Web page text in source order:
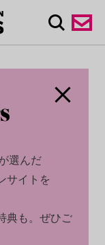
選んだ
サイトを
典も。ぜひご